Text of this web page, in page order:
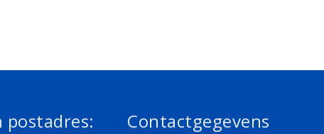
postadres: Contactgegevens